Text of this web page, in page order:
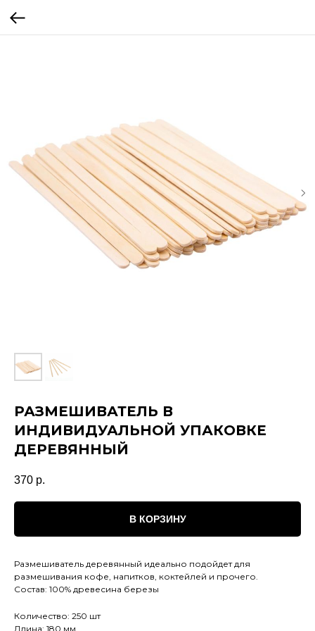
РАЗМЕШИВАТЕЛЬ В
ИНДИВИДУАЛЬНОЙ УПАКОВКЕ
ДЕРЕВЯННЫЙ
370 р.
В КОРЗИНУ
Размешиватель деревянный идеально подойдет для
размешивания кофе, напитков, коктейлей и прочего.
Состав: 100% древесина березы
Количество: 250 шт
Длина: 180 мм